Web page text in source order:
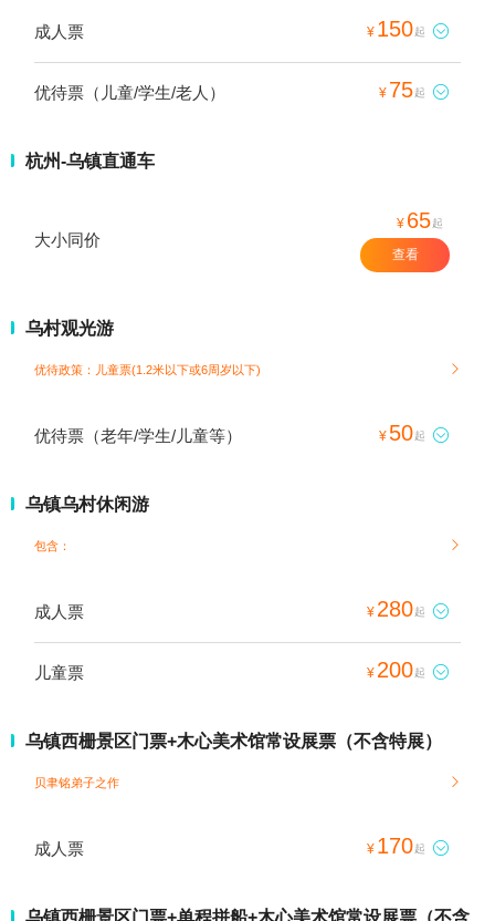
成人票 ¥ 150起 
优待票（儿童/学生/老人） ¥ 75起 
杭州-乌镇直通车
大小同价
¥ 65起
查看
乌村观光游
优待政策：儿童票(1.2米以下或6周岁以下) 
优待票（老年/学生/儿童等） ¥ 50起 
乌镇乌村休闲游
包含： 
成人票 ¥ 280起 
儿童票 ¥ 200起 
乌镇西栅景区门票+木心美术馆常设展票（不含特展）
贝聿铭弟子之作 
成人票 ¥ 170起 
乌镇西栅景区门票+单程拼船+木心美术馆常设展票（不含